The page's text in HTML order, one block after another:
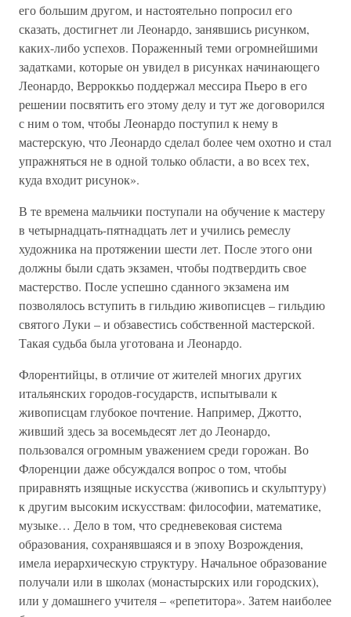
его большим другом, и настоятельно попросил его
сказать, достигнет ли Леонардо, занявшись рисунком,
каких-либо успехов. Пораженный теми огромнейшими
задатками, которые он увидел в рисунках начинающего
Леонардо, Верроккьо поддержал мессира Пьеро в его
решении посвятить его этому делу и тут же договорился
с ним о том, чтобы Леонардо поступил к нему в
мастерскую, что Леонардо сделал более чем охотно и стал
упражняться не в одной только области, а во всех тех,
куда входит рисунок».
В те времена мальчики поступали на обучение к мастеру
в четырнадцать-пятнадцать лет и учились ремеслу
художника на протяжении шести лет. После этого они
должны были сдать экзамен, чтобы подтвердить свое
мастерство. После успешно сданного экзамена им
позволялось вступить в гильдию живописцев – гильдию
святого Луки – и обзавестись собственной мастерской.
Такая судьба была уготована и Леонардо.
Флорентийцы, в отличие от жителей многих других
итальянских городов-государств, испытывали к
живописцам глубокое почтение. Например, Джотто,
живший здесь за восемьдесят лет до Леонардо,
пользовался огромным уважением среди горожан. Во
Флоренции даже обсуждался вопрос о том, чтобы
приравнять изящные искусства (живопись и скульптуру)
к другим высоким искусствам: философии, математике,
музыке… Дело в том, что средневековая система
образования, сохранявшаяся и в эпоху Возрождения,
имела иерархическую структуру. Начальное образование
получали или в школах (монастырских или городских),
или у домашнего учителя – «репетитора». Затем наиболее